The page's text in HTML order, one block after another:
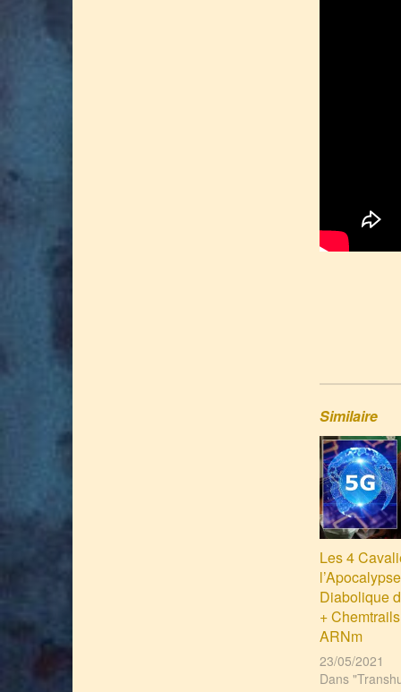
Similaire
Les 4
Diabolique
+
ARNm
23/05/2021
Dans